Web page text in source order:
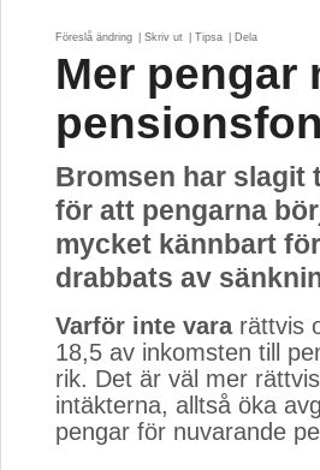
Föreslå ändring Skriv ut Tipsa Dela
Mer pengar
Bromsen har slagit
för att pengarna
mycket kännbart
drabbats av
Varför inte vararättvis
18,5 av inkomsten till
rik. Det är väl mer
intäkterna, alltså öka
pengar för nuvarande